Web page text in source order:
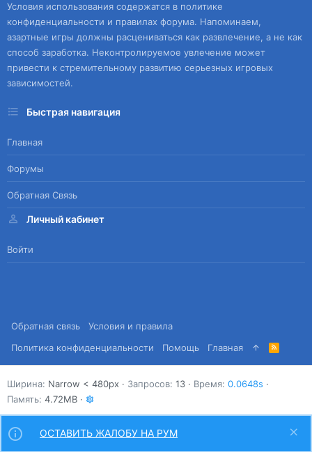
Условия использования содержатся в политике
конфиденциальности и правилах форума. Напоминаем,
азартные игры должны расцениваться как развлечение, а не как
способ заработка. Неконтролируемое увлечение может
привести к стремительному развитию серьезных игровых
зависимостей.
Быстрая навигация
Главная
Форумы
Обратная Связь
Личный кабинет
Войти
Обратная связь
Условия и правила
Политика конфиденциальности
Помощь Главная
R
S
S
Ширина Запросов 13 Время 0.0648s
Память 4.72MB
Снизу
ОСТАВИТЬ ЖАЛОБУ НА РУМ